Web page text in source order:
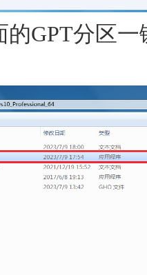
GPT分区一